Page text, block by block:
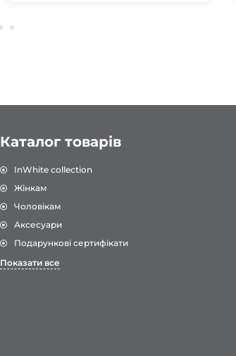
Каталог товарів
InWhite collection
Жінкам
Чоловікам
Аксесуари
Подарункові сертифікати
Показати все